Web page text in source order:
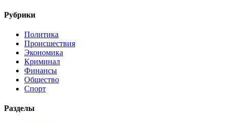
Рубрики
Политика
Происшествия
Экономика
Криминал
Финансы
Общество
Спорт
Разделы